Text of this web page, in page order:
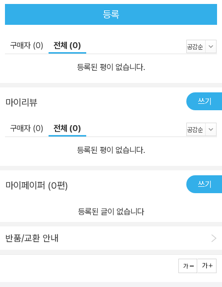
도현은 영에게 적극적으로 다가온다. 저돌적인 그의 사랑에 영은 반
감과 연민을 함께 느낀다. 그러면서도 강욱을 그리워한다. 전쟁은 도
은 극심한 자아 상실감으로 괴로워한다. 그의 상실감은 친구 강욱의
애인 영에 대한 병적인 사랑으로 고착된다. 영에 대한 사랑이 지배욕
다. 그는 피해망상증에 시달리면서 술에 의존하며 현실적인 고통에서
타난다. 이러한 작가의 반공 이데올로기는 작품의 미적 완성도에 있
어 한계점을 드러내기도 한다. 그러나 이 작품은 전쟁의 폭력에 대항
등록
구매자 (0) 전체 (0)
등록된 평이 없습니다.
마이리뷰 쓰기
구매자 (0) 전체 (0)
등록된 평이 없습니다.
마이페이퍼 (0편) 쓰기
등록된 글이 없습니다
반품/교환 안내